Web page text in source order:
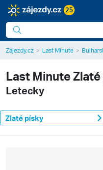
25
Zájezdy.cz Last Minute
Last Minute
Letecky
Zlaté písky